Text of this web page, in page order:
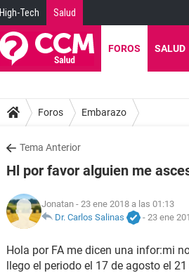
High-Tech Salud
FOROS SALUD
Foros Embarazo
Tema Anterior
Hl por favor alguien me
Jonatan - 23 ene 2018 a las 01:13
Dr. Carlos Salinas
- 23 ene
Hola por FA me dicen una infor:mi
llego el periodo el 17 de agosto el